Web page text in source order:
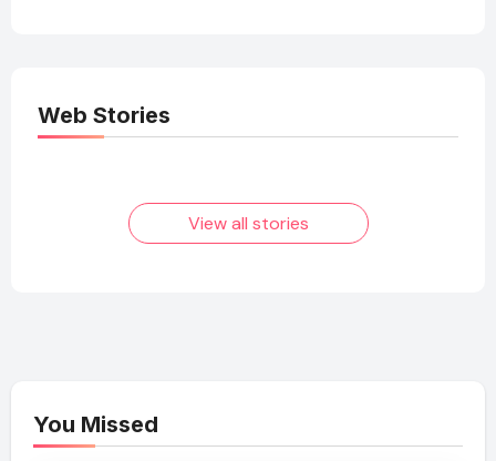
Web Stories
Elvish Yadav: एक
आम लड़के से यूट्यूबर
फिल्मों का जादू और उनका
View all stories
You Missed